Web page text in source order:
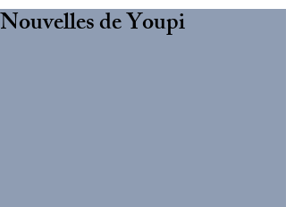
Nouvelles de Youpi